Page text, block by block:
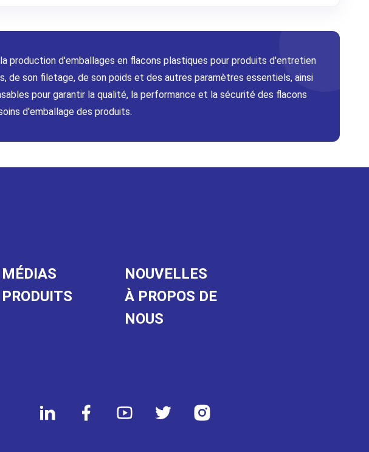
production d'emballages en flacons plastiques pour produits d'entretien
de son filetage, de son poids et des autres paramètres essentiels, ainsi
pour garantir la qualité, la performance et la sécurité des flacons
d'emballage des produits.
MÉDIAS
NOUVELLES
PRODUITS
À PROPOS DE
NOUS